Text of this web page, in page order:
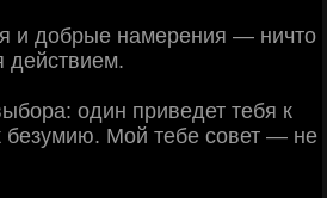
и добрые намерения — ничто
действием.
один приведет тебя к
безумию. Мой тебе совет — не